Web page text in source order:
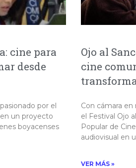
cine para
desde
por el
un proyecto
boyacenses
Ojo al
cine
Con cámara
el Festival Ojo
Popular de
audiovisual en
VER MÁS »